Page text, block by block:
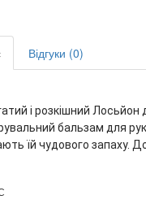
Відгуки (0)
і розкішний
бальзам для
їй чудового запаху.